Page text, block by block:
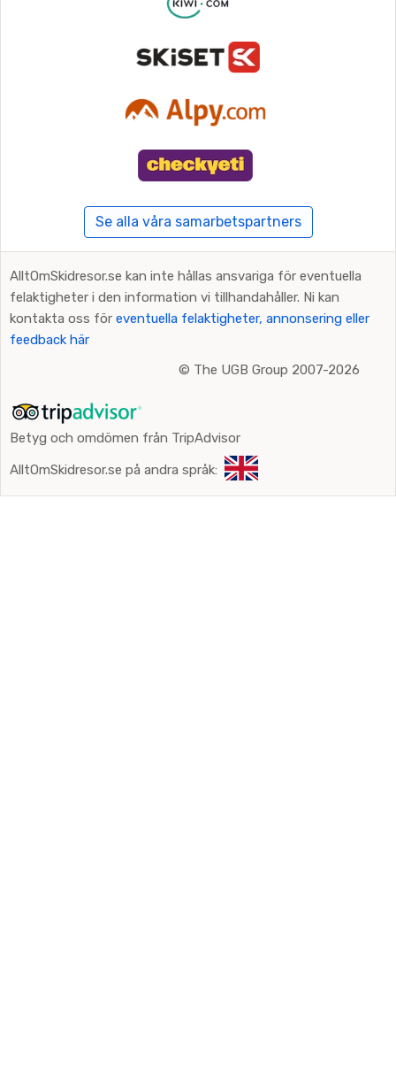
Se alla våra samarbetspartners
AlltOmSkidresor.se kan inte hållas ansvariga för eventuella
felaktigheter i den information vi tillhandahåller. Ni kan
kontakta oss för eventuella felaktigheter, annonsering eller
feedback här
© The UGB Group 2007-2026
Betyg och omdömen från TripAdvisor
AlltOmSkidresor.se på andra språk: